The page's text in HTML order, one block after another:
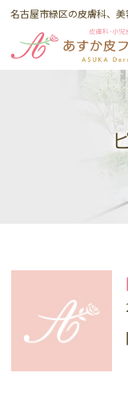
名古屋市緑区の皮膚科、